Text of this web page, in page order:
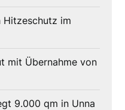
Hitzeschutz im
mit Übernahme von
9.000 qm in Unna